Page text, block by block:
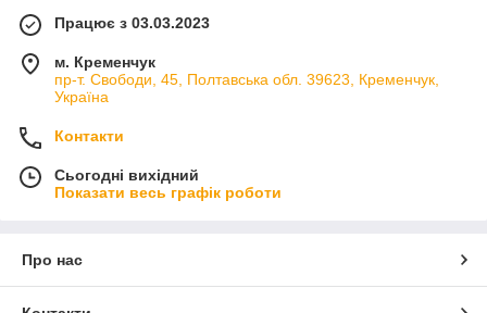
Працює з 03.03.2023
м. Кременчук
пр-т. Свободи, 45, Полтавська обл. 39623, Кременчук,
Україна
Контакти
Сьогодні вихідний
Показати весь графік роботи
Про нас